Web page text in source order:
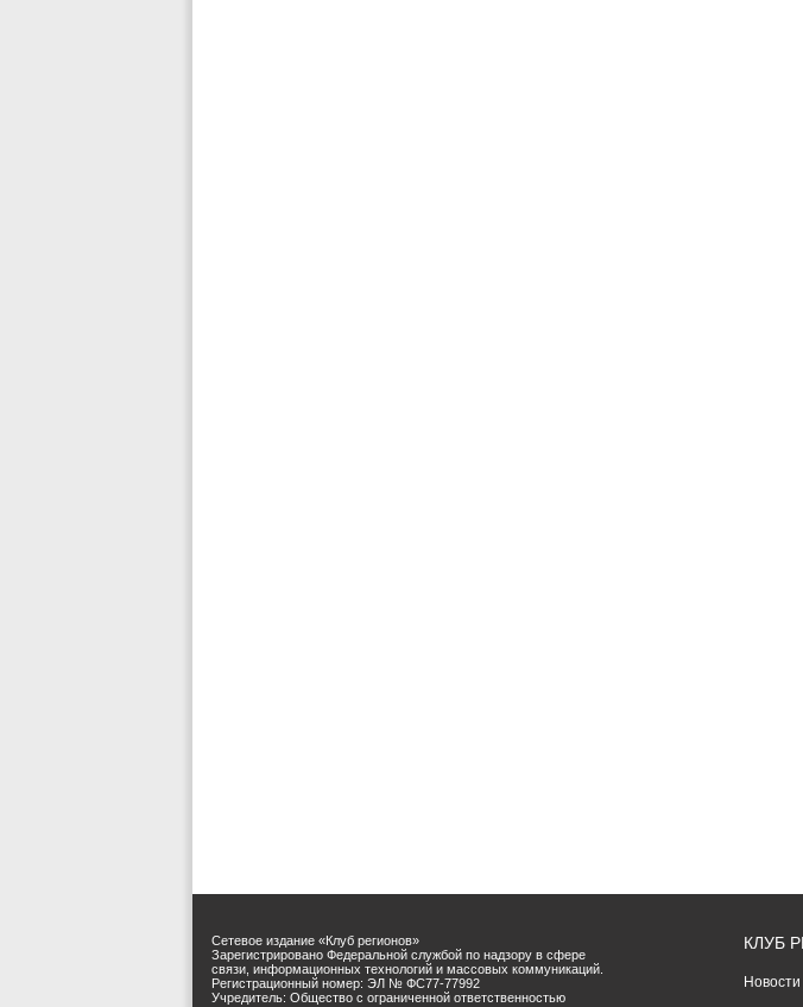
Сетевое издание «Клуб регионов»
Зарегистрировано Федеральной службой по надзору в сфере
связи, информационных технологий и массовых коммуникаций.
Регистрационный номер: ЭЛ № ФС77-77992
Учредитель: Общество с ограниченной ответственностью
КЛУБ
Новости